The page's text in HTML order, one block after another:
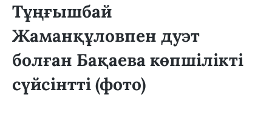
Тұңғышбай
Жаманқұловпен дуэт
болған Бақаева көпшілікті
сүйсінтті (фото)